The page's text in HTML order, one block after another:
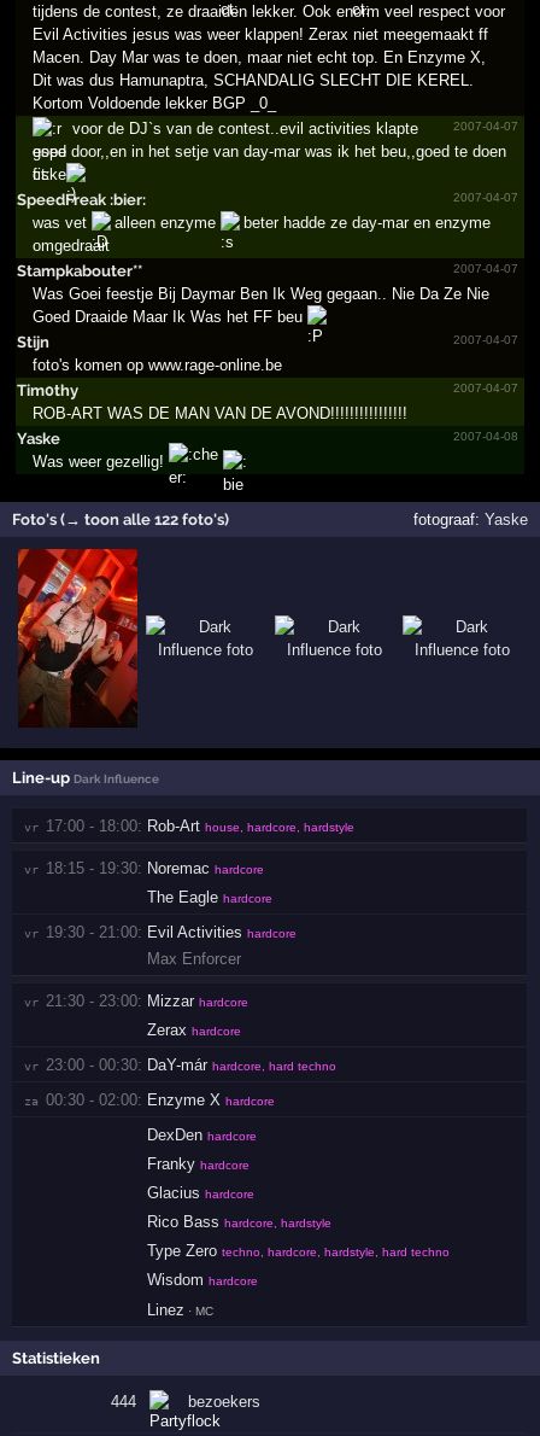
tijdens de contest, ze draaiden lekker. Ook enorm veel respect voor
Evil Activities jesus was weer klappen! Zerax niet meegemaakt ff
Macen. Day Mar was te doen, maar niet echt top. En Enzyme X,
Dit was dus Hamunaptra, SCHANDALIG SLECHT DIE KEREL.
Kortom Voldoende lekker BGP _0_
2007-04-07
voor de DJ`s van de contest..evil activities klapte
goed door,,en in het setje van day-mar was ik het beu,,goed te doen
fiske
SpeedFreak :bier:
2007-04-07
was vet alleen enzyme
beter hadde ze day-mar en enzyme
omgedraait
Stampk­aboute­r**­
2007-04-07
Was Goei feestje Bij Daymar Ben Ik Weg gegaan.. Nie Da Ze Nie
Goed Draaide Maar Ik Was het FF beu
Stijn
2007-04-07
foto's komen op www.rage-online.be
Tim0thy
2007-04-07
ROB-ART WAS DE MAN VAN DE AVOND!!!!!!!!!!!!!!!!
Yaske
2007-04-08
Was weer gezellig!
Foto's (→ toon alle 122 foto's) fotograaf: Yaske
Line-up Dark Influence
vr 17:00 - 18:00: Rob-Art house, hardcore, hardstyle
vr 18:15 - 19:30: Noremac hardcore
The Eagle hardcore
vr 19:30 - 21:00: Evil Activities hardcore
Max Enforcer
vr 21:30 - 23:00: Mizzar hardcore
Zerax hardcore
vr 23:00 - 00:30: DaY-már hardcore, hard techno
za 00:30 - 02:00: Enzyme X hardcore
DexDen hardcore
Franky hardcore
Glacius hardcore
Rico Bass hardcore, hardstyle
Type Zero techno, hardcore, hardstyle, hard techno
Wisdom hardcore
Linez · MC
Statistieken
444 bezoekers